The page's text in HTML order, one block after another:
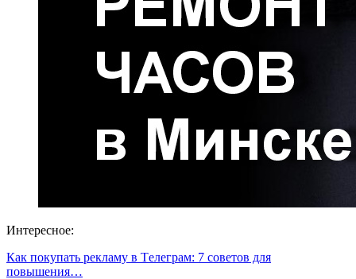
Интересное:
Как покупать рекламу в Tелеграм: 7 советов для
повышения…